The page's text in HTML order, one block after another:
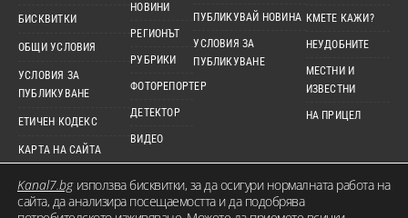
БИСКВИТКИ
ОБЩИ УСЛОВИЯ
УСЛОВИЯ ЗА
ПУБЛИКУВАНЕ
ЕТИЧЕН КОДЕКС
КАРТА НА САЙТА
НОВИНИ
РЕГИОНЪТ
РУБРИКИ
ФОТОРЕПОРТЕР
ДЕТЕКТОР
ВИДЕО
ПУБЛИКУВАЙ НОВИНА
УСЛОВИЯ ЗА
ПУБЛИКУВАНЕ
КМЕТЕ КАЖИ?
НЕУДОБНИТЕ
МЕСТНИ И
ИЗВЕСТНИ
НА ПРИЦЕЛ
Kanal7.bgизползва бисквитки, за да осигури нормалната работа на
сайта, да анализира посещаемостта и да подобрява